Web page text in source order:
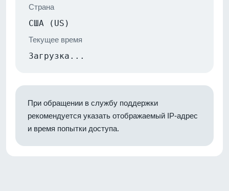
Страна
США (US)
Текущее время
Загрузка...
При обращении в службу поддержки
рекомендуется указать отображаемый IP-адрес
и время попытки доступа.